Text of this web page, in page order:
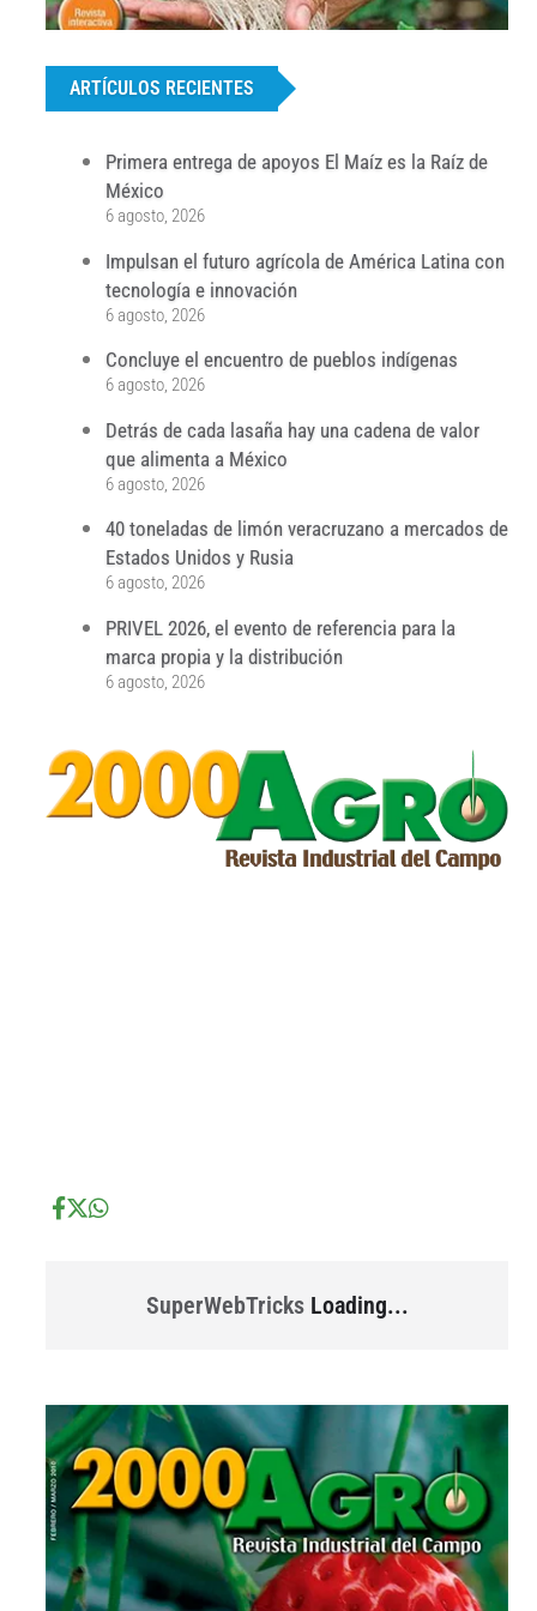
ARTÍCULOS RECIENTES
Primera entrega de apoyos El Maíz es la Raíz de
México
6 agosto, 2026
Impulsan el futuro agrícola de América Latina con
tecnología e innovación
6 agosto, 2026
Concluye el encuentro de pueblos indígenas
6 agosto, 2026
Detrás de cada lasaña hay una cadena de valor
que alimenta a México
6 agosto, 2026
40 toneladas de limón veracruzano a mercados de
Estados Unidos y Rusia
6 agosto, 2026
PRIVEL 2026, el evento de referencia para la
marca propia y la distribución
6 agosto, 2026
SuperWebTricksLoading...